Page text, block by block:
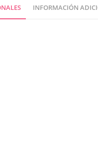
INFORMACIÓN